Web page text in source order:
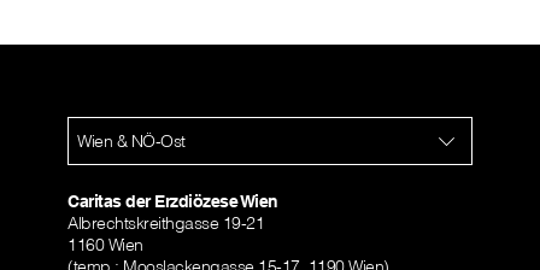
Wien & NÖ-Ost
Caritas der Erzdiözese Wien
Albrechtskreithgasse 19-21
1160 Wien